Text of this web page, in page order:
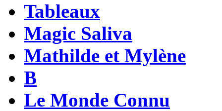
Tableaux
Magic Saliva
Mathilde et Mylène
B
Le Monde Connu